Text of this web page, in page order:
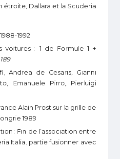
étroite, Dallara et la Scuderia
1992
voitures : 1 de Formule 1 +
Andrea de Cesaris, Gianni
Emanuele Pirro, Pierluigi
Alain Prost sur la grille de
1989
: Fin de l’association entre
Italia, partie fusionner avec